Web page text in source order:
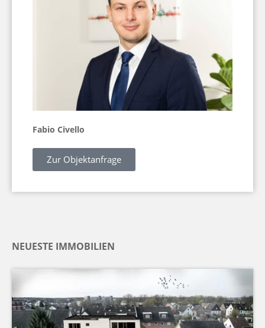
Fabio Civello
Zur Objektanfrage
NEUESTE IMMOBILIEN